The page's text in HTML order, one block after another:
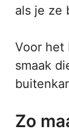
als je ze
Voor het
smaak
Zo